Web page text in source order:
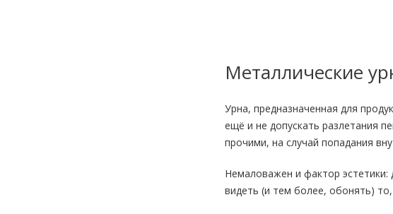
Металлические
Урна, предназначенная для
ещё и не допускать разлетания
прочими, на случай попадания
Немаловажен и фактор
видеть (и тем более, обонять)